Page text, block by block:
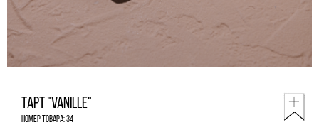
Тарт "Vanille"
Номер товара: 34